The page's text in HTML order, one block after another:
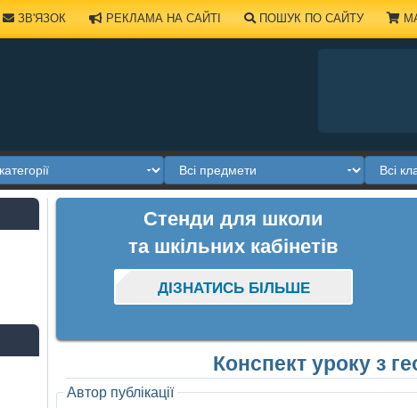
ЗВ'ЯЗОК РЕКЛАМА НА САЙТІ ПОШУК ПО САЙТУ
Стенди для школи
та шкільних кабінетів
ДІЗНАТИСЬ БІЛЬШЕ
Конспект уроку з
Автор публікації